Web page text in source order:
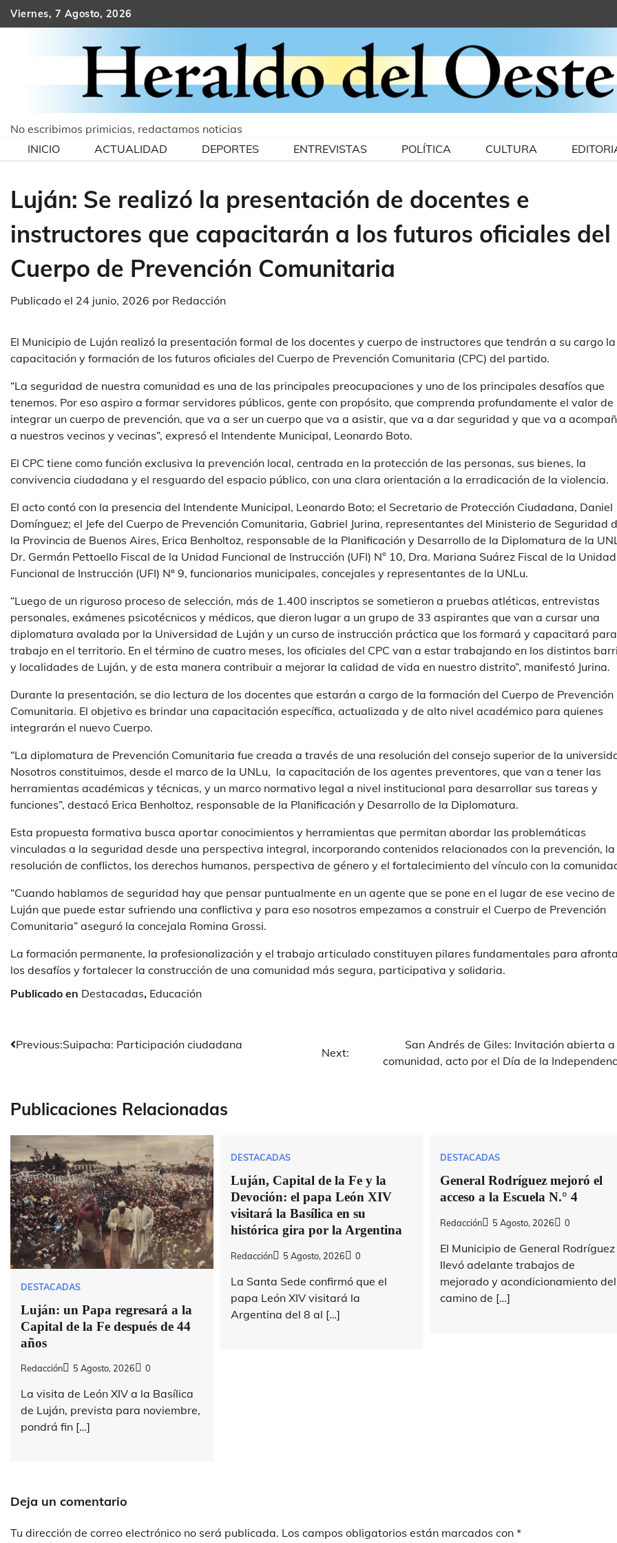
Skip
to
Viernes, 7 Agosto, 2026
No escribimos primicias, redactamos noticias
INICIO
ACTUALIDAD DEPORTES ENTREVISTAS POLÍTICA CULTURA
Luján: Se realizó la presentación de docentes e
instructores que capacitarán a los futuros oficiales del
Cuerpo de Prevención Comunitaria
Publicado el 24 junio, 2026 por Redacción
El Municipio de Luján realizó la presentación formal de los docentes y cuerpo de instructores que tendrán a su cargo la
capacitación y formación de los futuros oficiales del Cuerpo de Prevención Comunitaria (CPC) del partido.
“La seguridad de nuestra comunidad es una de las principales preocupaciones y uno de los principales desafíos que
tenemos. Por eso aspiro a formar servidores públicos, gente con propósito, que comprenda profundamente el valor de
integrar un cuerpo de prevención, que va a ser un cuerpo que va a asistir, que va a dar seguridad y que va a
a nuestros vecinos y vecinas”, expresó el Intendente Municipal, Leonardo Boto.
El CPC tiene como función exclusiva la prevención local, centrada en la protección de las personas, sus bienes, la
convivencia ciudadana y el resguardo del espacio público, con una clara orientación a la erradicación de la violencia.
El acto contó con la presencia del Intendente Municipal, Leonardo Boto; el Secretario de Protección Ciudadana, Daniel
Domínguez; el Jefe del Cuerpo de Prevención Comunitaria, Gabriel Jurina, representantes del Ministerio de Seguridad
la Provincia de Buenos Aires, Erica Benholtoz, responsable de la Planificación y Desarrollo de la Diplomatura de la
Dr. Germán Pettoello Fiscal de la Unidad Funcional de Instrucción (UFI) N° 10, Dra. Mariana Suárez Fiscal de la Unidad
Funcional de Instrucción (UFI) Nº 9, funcionarios municipales, concejales y representantes de la UNLu.
“Luego de un riguroso proceso de selección, más de 1.400 inscriptos se sometieron a pruebas atléticas, entrevistas
personales, exámenes psicotécnicos y médicos, que dieron lugar a un grupo de 33 aspirantes que van a cursar una
diplomatura avalada por la Universidad de Luján y un curso de instrucción práctica que los formará y capacitará
trabajo en el territorio. En el término de cuatro meses, los oficiales del CPC van a estar trabajando en los distintos
y localidades de Luján, y de esta manera contribuir a mejorar la calidad de vida en nuestro distrito”, manifestó Jurina.
Durante la presentación, se dio lectura de los docentes que estarán a cargo de la formación del Cuerpo de Prevención
Comunitaria. El objetivo es brindar una capacitación específica, actualizada y de alto nivel académico para quienes
integrarán el nuevo Cuerpo.
“La diplomatura de Prevención Comunitaria fue creada a través de una resolución del consejo superior de la
Nosotros constituimos, desde el marco de la UNLu, la capacitación de los agentes preventores, que van a tener las
herramientas académicas y técnicas, y un marco normativo legal a nivel institucional para desarrollar sus tareas y
funciones”, destacó Erica Benholtoz, responsable de la Planificación y Desarrollo de la Diplomatura.
Esta propuesta formativa busca aportar conocimientos y herramientas que permitan abordar las problemáticas
vinculadas a la seguridad desde una perspectiva integral, incorporando contenidos relacionados con la prevención, la
resolución de conflictos, los derechos humanos, perspectiva de género y el fortalecimiento del vínculo con la
“Cuando hablamos de seguridad hay que pensar puntualmente en un agente que se pone en el lugar de ese vecino de
Luján que puede estar sufriendo una conflictiva y para eso nosotros empezamos a construir el Cuerpo de Prevención
Comunitaria” aseguró la concejala Romina Grossi.
La formación permanente, la profesionalización y el trabajo articulado constituyen pilares fundamentales para
los desafíos y fortalecer la construcción de una comunidad más segura, participativa y solidaria.
Publicado en Destacadas, Educación
Navegación
entradas
Previous:Suipacha: Participación ciudadana
Next:
San Andrés de Giles: Invitación abierta a
comunidad, acto por el Día de la
Publicaciones Relacionadas
DESTACADAS
Luján: un Papa regresará a la
Capital de la Fe después de 44
años
Redacción 5 Agosto, 2026 0
La visita de León XIV a la Basílica
de Luján, prevista para noviembre,
pondrá fin […]
DESTACADAS
Luján, Capital de la Fe y la
Devoción: el papa León XIV
visitará la Basílica en su
histórica gira por la Argentina
Redacción 5 Agosto, 2026 0
La Santa Sede confirmó que el
papa León XIV visitará la
Argentina del 8 al […]
DESTACADAS
General Rodríguez mejoró el
acceso a la Escuela N.° 4
Redacción 5 Agosto, 2026 0
El Municipio de General Rodríguez
llevó adelante trabajos de
mejorado y acondicionamiento del
camino de […]
Deja un comentario
Tu dirección de correo electrónico no será publicada. Los campos obligatorios están marcados con *